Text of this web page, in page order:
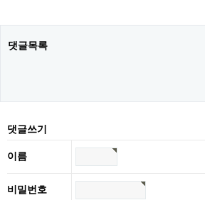
댓글목록
댓글쓰기
이름
비밀번호